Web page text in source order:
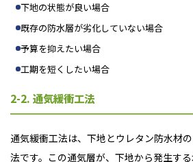
下地の状態が良い場合
既存の防水層が劣化していない場合
予算を抑えたい場合
工期を短くしたい場合
2-2. 通気緩衝工法
通気緩衝工法は、下地とウレタン防水材
法です。この通気層が、下地から発生す